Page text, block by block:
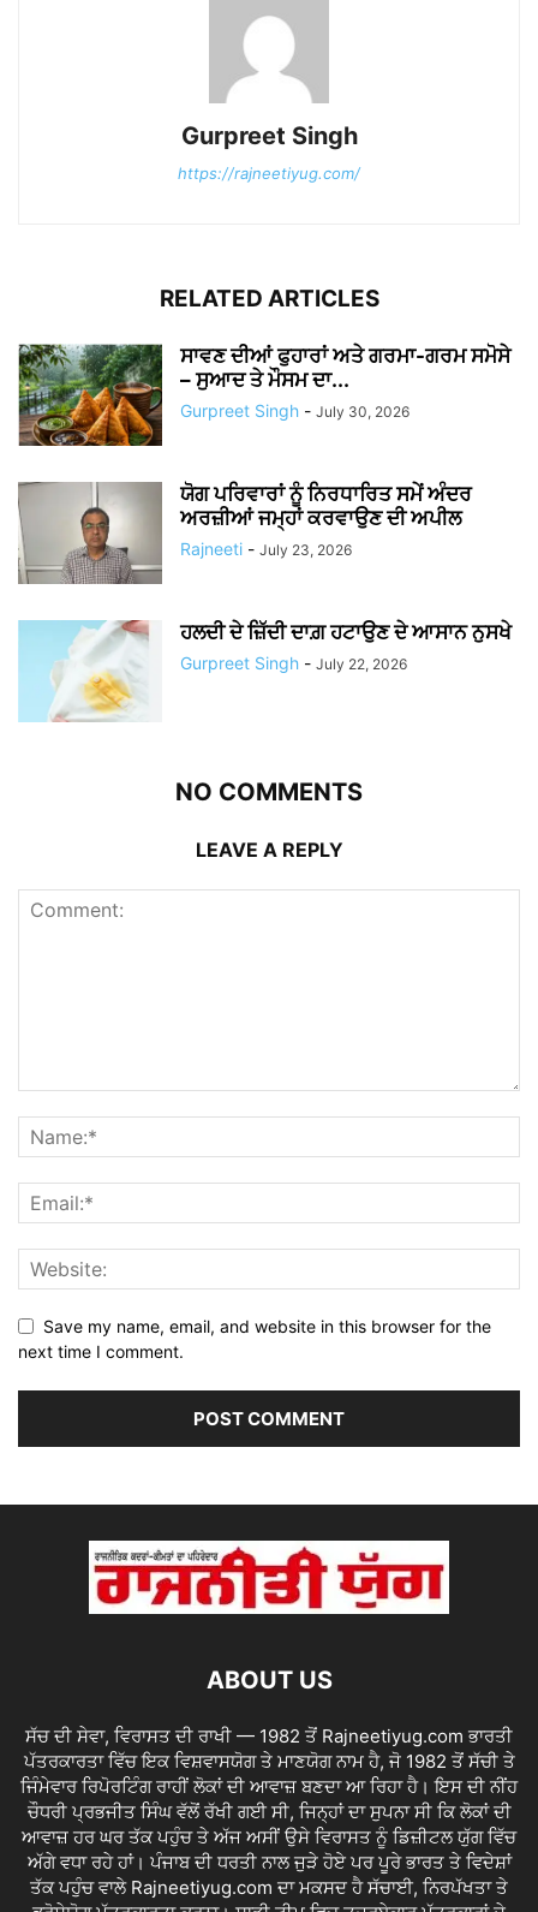
Gurpreet Singh
https://rajneetiyug.com/
RELATED ARTICLES
ਸਾਵਣ ਦੀਆਂ ਫੁਹਾਰਾਂ ਅਤੇ ਗਰਮਾ-ਗਰਮ ਸਮੋਸੇ
– ਸੁਆਦ ਤੇ ਮੌਸਮ ਦਾ...
Gurpreet Singh - July 30, 2026
ਯੋਗ ਪਰਿਵਾਰਾਂ ਨੂੰ ਨਿਰਧਾਰਿਤ ਸਮੇਂ ਅੰਦਰ
ਅਰਜ਼ੀਆਂ ਜਮ੍ਹਾਂ ਕਰਵਾਉਣ ਦੀ ਅਪੀਲ
Rajneeti - July 23, 2026
ਹਲਦੀ ਦੇ ਜ਼ਿੱਦੀ ਦਾਗ਼ ਹਟਾਉਣ ਦੇ ਆਸਾਨ ਨੁਸਖੇ
Gurpreet Singh - July 22, 2026
NO COMMENTS
LEAVE A REPLY
Save my name, email, and website in this browser for the
next time I comment.
ABOUT US
ਸੱਚ ਦੀ ਸੇਵਾ, ਵਿਰਾਸਤ ਦੀ ਰਾਖੀ — 1982 ਤੋਂ Rajneetiyug.com ਭਾਰਤੀ
ਪੱਤਰਕਾਰਤਾ ਵਿੱਚ ਇਕ ਵਿਸ਼ਵਾਸਯੋਗ ਤੇ ਮਾਣਯੋਗ ਨਾਮ ਹੈ, ਜੋ 1982 ਤੋਂ ਸੱਚੀ ਤੇ
ਜਿੰਮੇਵਾਰ ਰਿਪੋਰਟਿੰਗ ਰਾਹੀਂ ਲੋਕਾਂ ਦੀ ਆਵਾਜ਼ ਬਣਦਾ ਆ ਰਿਹਾ ਹੈ। ਇਸ ਦੀ ਨੀਂਹ
ਚੌਧਰੀ ਪ੍ਰਭਜੀਤ ਸਿੰਘ ਵੱਲੋਂ ਰੱਖੀ ਗਈ ਸੀ, ਜਿਨ੍ਹਾਂ ਦਾ ਸੁਪਨਾ ਸੀ ਕਿ ਲੋਕਾਂ ਦੀ
ਆਵਾਜ਼ ਹਰ ਘਰ ਤੱਕ ਪਹੁੰਚ ਤੇ ਅੱਜ ਅਸੀਂ ਉਸੇ ਵਿਰਾਸਤ ਨੂੰ ਡਿਜ਼ੀਟਲ ਯੁੱਗ ਵਿੱਚ
ਅੱਗੇ ਵਧਾ ਰਹੇ ਹਾਂ। ਪੰਜਾਬ ਦੀ ਧਰਤੀ ਨਾਲ ਜੁੜੇ ਹੋਏ ਪਰ ਪੂਰੇ ਭਾਰਤ ਤੇ ਵਿਦੇਸ਼ਾਂ
ਤੱਕ ਪਹੁੰਚ ਵਾਲੇ Rajneetiyug.com ਦਾ ਮਕਸਦ ਹੈ ਸੱਚਾਈ, ਨਿਰਪੱਖਤਾ ਤੇ